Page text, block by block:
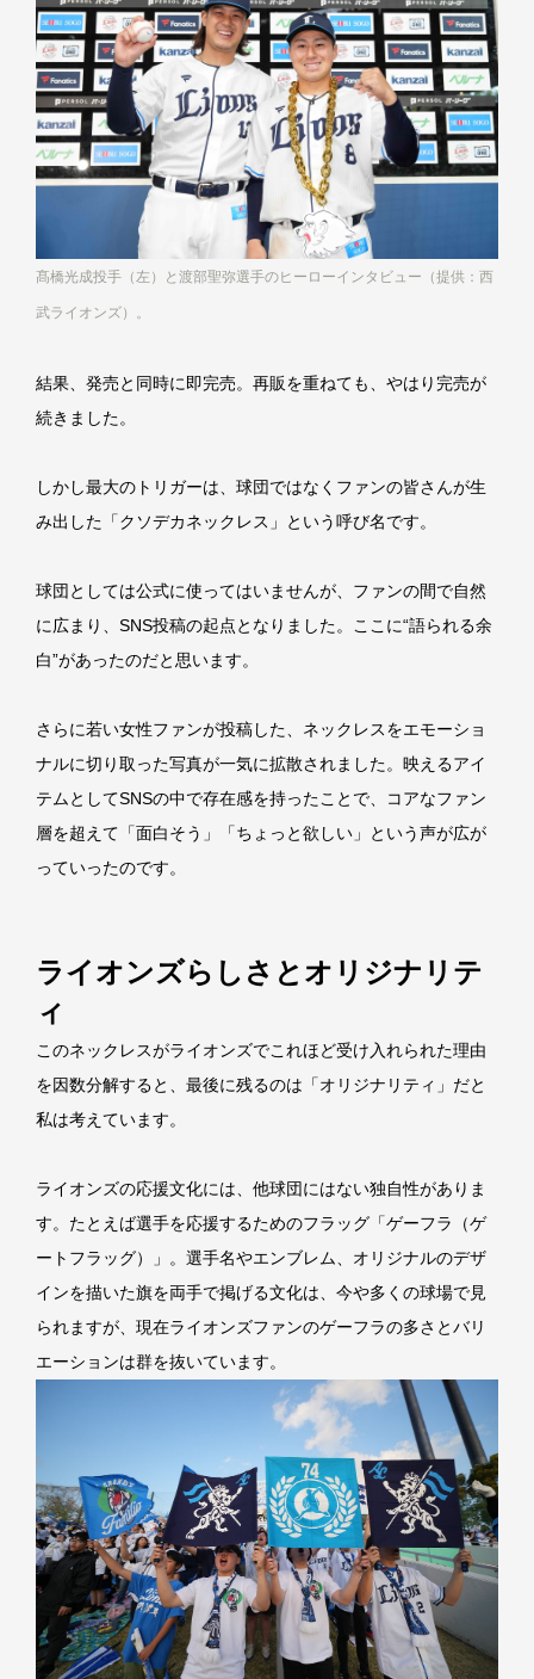
髙橋光成投手（左）と渡部聖弥選手のヒーローインタビュー（提供：西
武ライオンズ）。
結果、発売と同時に即完売。再販を重ねても、やはり完売が
続きました。
しかし最大のトリガーは、球団ではなくファンの皆さんが生
み出した「クソデカネックレス」という呼び名です。
球団としては公式に使ってはいませんが、ファンの間で自然
に広まり、SNS投稿の起点となりました。ここに“語られる余
白”があったのだと思います。
さらに若い女性ファンが投稿した、ネックレスをエモーショ
ナルに切り取った写真が一気に拡散されました。映えるアイ
テムとしてSNSの中で存在感を持ったことで、コアなファン
層を超えて「面白そう」「ちょっと欲しい」という声が広が
っていったのです。
ライオンズらしさとオリジナリテ
ィ
このネックレスがライオンズでこれほど受け入れられた理由
を因数分解すると、最後に残るのは「オリジナリティ」だと
私は考えています。
ライオンズの応援文化には、他球団にはない独自性がありま
す。たとえば選手を応援するためのフラッグ「ゲーフラ（ゲ
ートフラッグ）」。選手名やエンブレム、オリジナルのデザ
インを描いた旗を両手で掲げる文化は、今や多くの球場で見
られますが、現在ライオンズファンのゲーフラの多さとバリ
エーションは群を抜いています。